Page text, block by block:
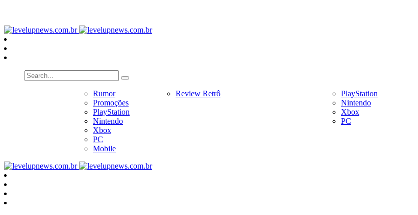
Rumor
Promoções
PlayStation
Nintendo
Xbox
PC
Mobile
Review Retrô
PlayStation
Nintendo
Xbox
PC